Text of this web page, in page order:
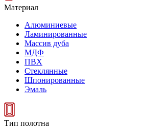
Материал
Алюминиевые
Ламинированные
Массив дуба
МДФ
ПВХ
Стеклянные
Шпонированные
Эмаль
Тип полотна